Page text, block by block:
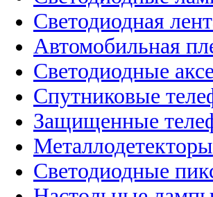
Светодиодная
Автомобильная
Светодиодные
Спутниковые
Защищенные
Металлодетекторы
Светодиодные